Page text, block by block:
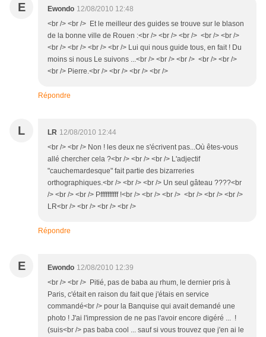
E Ewondo 12/08/2010 12:48
<br /> <br /> Et le meilleur des guides se trouve sur le blason
de la bonne ville de Rouen :<br /> <br /> <br /> <br /> <br />
<br /> <br /> <br /> <br /> Lui qui nous guide tous, en fait ! Du
moins si nous Le suivons ...<br /> <br /> <br /> <br /> <br />
<br /> Pierre.<br /> <br /> <br /> <br />
Répondre
L LR 12/08/2010 12:44
<br /> <br /> Non ! les deux ne s'écrivent pas...Où êtes-vous
allé chercher cela ?<br /> <br /> <br /> L'adjectif
"cauchemardesque" fait partie des bizarreries
orthographiques.<br /> <br /> <br /> Un seul gâteau ????<br
/> <br /> <br /> Pffffffffff !<br /> <br /> <br /> <br /> <br /> <br />
LR<br /> <br /> <br /> <br />
Répondre
E Ewondo 12/08/2010 12:39
<br /> <br /> Pitié, pas de baba au rhum, le dernier pris à
Paris, c'était en raison du fait que j'étais en service
commandé<br /> pour la Banquise qui avait demandé une
photo ! J'ai l'impression de ne pas l'avoir encore digéré ... !
(suis<br /> pas baba cool ... sauf si vous trouvez que j'en ai le